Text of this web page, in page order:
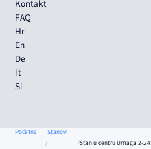
Kontakt
FAQ
Hr
En
De
It
Si
Početna
Stanovi
Stan u centru Umaga 2-24